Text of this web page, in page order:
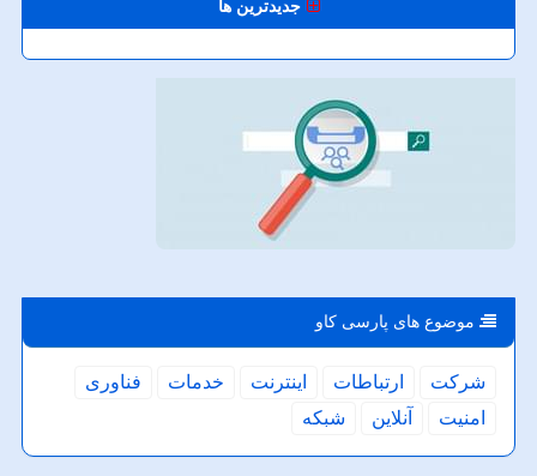
جدیدترین ها
موضوع های پارسی كاو
شركت ارتباطات اینترنت خدمات
فناوری
امنیت
آنلاین شبكه